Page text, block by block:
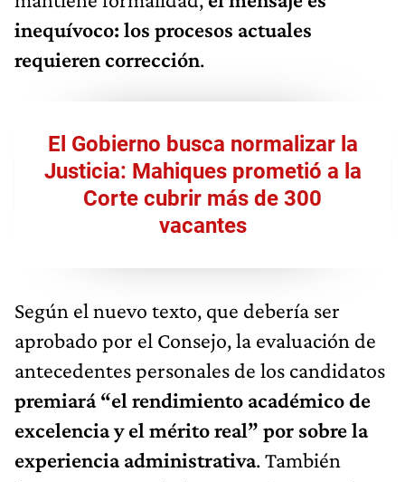
inequívoco: los procesos actuales
requieren corrección.
El Gobierno busca normalizar la
Justicia: Mahiques prometió a la
Corte cubrir más de 300
vacantes
Según el nuevo texto, que debería ser
aprobado por el Consejo, la evaluación de
antecedentes personales de los candidatos
premiará “el rendimiento académico de
excelencia y el mérito real” por sobre la
experiencia administrativa. También